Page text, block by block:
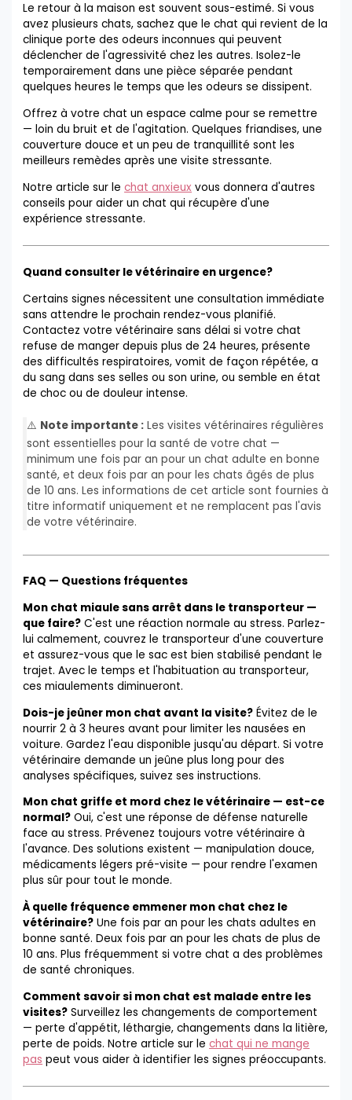
Le retour à la maison est souvent sous-estimé. Si vous
avez plusieurs chats, sachez que le chat qui revient de la
clinique porte des odeurs inconnues qui peuvent
déclencher de l'agressivité chez les autres. Isolez-le
temporairement dans une pièce séparée pendant
quelques heures le temps que les odeurs se dissipent.
Offrez à votre chat un espace calme pour se remettre
— loin du bruit et de l'agitation. Quelques friandises, une
couverture douce et un peu de tranquillité sont les
meilleurs remèdes après une visite stressante.
Notre article sur lechat anxieux vous donnera d'autres
conseils pour aider un chat qui récupère d'une
expérience stressante.
Quand consulter le vétérinaire en urgence?
Certains signes nécessitent une consultation immédiate
sans attendre le prochain rendez-vous planifié.
Contactez votre vétérinaire sans délai si votre chat
refuse de manger depuis plus de 24 heures, présente
des difficultés respiratoires, vomit de façon répétée, a
du sang dans ses selles ou son urine, ou semble en état
de choc ou de douleur intense.
⚠️ Note importante : Les visites vétérinaires régulières
sont essentielles pour la santé de votre chat —
minimum une fois par an pour un chat adulte en bonne
santé, et deux fois par an pour les chats âgés de plus
de 10 ans. Les informations de cet article sont fournies à
titre informatif uniquement et ne remplacent pas l'avis
de votre vétérinaire.
FAQ — Questions fréquentes
Mon chat miaule sans arrêt dans le transporteur —
que faire? C'est une réaction normale au stress. Parlez-
lui calmement, couvrez le transporteur d'une couverture
et assurez-vous que le sac est bien stabilisé pendant le
trajet. Avec le temps et l'habituation au transporteur,
ces miaulements diminueront.
Dois-je jeûner mon chat avant la visite? Évitez de le
nourrir 2 à 3 heures avant pour limiter les nausées en
voiture. Gardez l'eau disponible jusqu'au départ. Si votre
vétérinaire demande un jeûne plus long pour des
analyses spécifiques, suivez ses instructions.
Mon chat griffe et mord chez le vétérinaire — est-ce
normal? Oui, c'est une réponse de défense naturelle
face au stress. Prévenez toujours votre vétérinaire à
l'avance. Des solutions existent — manipulation douce,
médicaments légers pré-visite — pour rendre l'examen
plus sûr pour tout le monde.
À quelle fréquence emmener mon chat chez le
vétérinaire? Une fois par an pour les chats adultes en
bonne santé. Deux fois par an pour les chats de plus de
10 ans. Plus fréquemment si votre chat a des problèmes
de santé chroniques.
Comment savoir si mon chat est malade entre les
visites? Surveillez les changements de comportement
— perte d'appétit, léthargie, changements dans la litière,
perte de poids. Notre article sur lechat qui ne mange
pas peut vous aider à identifier les signes préoccupants.